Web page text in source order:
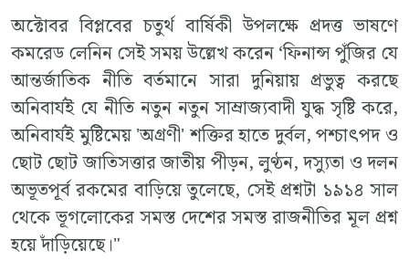
অক্টোবর বিপ্লবের চতুর্থ বার্ষিকী উপলক্ষে প্রদত্ত ভাষণে
কমরেড লেনিন সেই সময় উল্লেখ করেন ‘ফিনান্স পুঁজির যে
আন্তর্জাতিক নীতি বর্তমানে সারা দুনিয়ায় প্রভুত্ব করছে
অনিবার্যই যে নীতি নতুন নতুন সাম্রাজ্যবাদী যুদ্ধ সৃষ্টি করে,
অনিবার্যই মুষ্টিমেয় 'অগ্রণী' শক্তির হাতে দুর্বল, পশ্চাৎপদ ও
ছোট ছোট জাতিসত্তার জাতীয় পীড়ন, লুণ্ঠন, দস্যুতা ও দলন
অভূতপূর্ব রকমের বাড়িয়ে তুলেছে, সেই প্রশ্নটা ১৯১৪ সাল
থেকে ভূগলোকের সমস্ত দেশের সমস্ত রাজনীতির মূল প্রশ্ন
হয়ে দাঁড়িয়েছে।"